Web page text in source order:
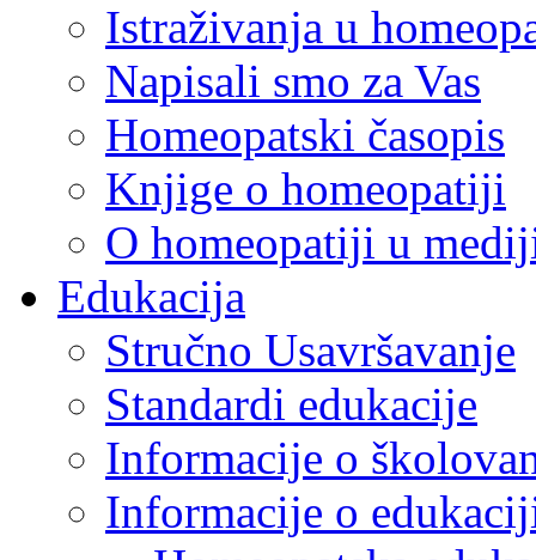
Istraživanja u
Napisali smo za Vas
Homeopatski časopis
Knjige o homeopatiji
O homeopatiji u
Edukacija
Stručno Usavršavanje
Standardi edukacije
Informacije o
Informacije o